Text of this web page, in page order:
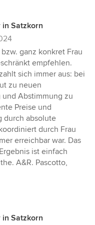
Satzkorn
ganz konkret Frau
empfehlen.
sich immer aus: bei
zu neuen
Abstimmung zu
Preise und
durch absolute
durch Frau
erreichbar war. Das
ist einfach
A&R. Pascotto,
Satzkorn